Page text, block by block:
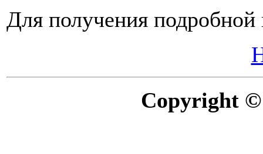
Для получения
Copyright